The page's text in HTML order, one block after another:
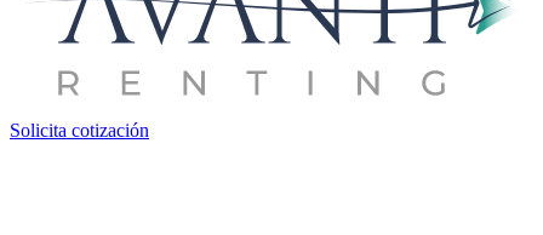
Solicita cotización